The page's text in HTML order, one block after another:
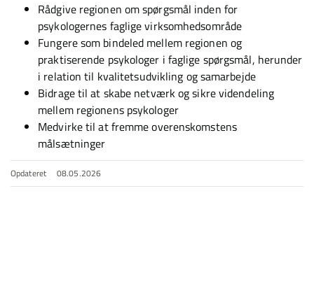
Rådgive regionen om spørgsmål inden for
psykologernes faglige virksomhedsområde
Fungere som bindeled mellem regionen og
praktiserende psykologer i faglige spørgsmål, herunder
i relation til kvalitetsudvikling og samarbejde
Bidrage til at skabe netværk og sikre videndeling
mellem regionens psykologer
Medvirke til at fremme overenskomstens
målsætninger
Opdateret 08.05.2026